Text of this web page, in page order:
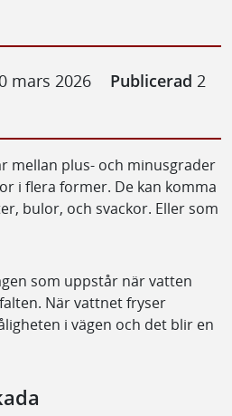
mars 2026 Publicerad 2
mellan plus- och minusgrader
i flera former. De kan komma
bulor, och svackor. Eller som
som uppstår när vatten
När vattnet fryser
i vägen och det blir en